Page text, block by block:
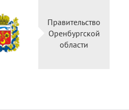
Правительство
Оренбургской
области